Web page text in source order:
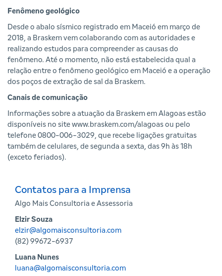
Fenômeno geológico
Desde o abalo sísmico registrado em Maceió em março de
2018, a Braskem vem colaborando com as autoridades e
realizando estudos para compreender as causas do
fenômeno. Até o momento, não está estabelecida qual a
relação entre o fenômeno geológico em Maceió e a operação
dos poços de extração de sal da Braskem.
Canais de comunicação
Informações sobre a atuação da Braskem em Alagoas estão
disponíveis no site www.braskem.com/alagoas ou pelo
telefone 0800-006-3029, que recebe ligações gratuitas
também de celulares, de segunda a sexta, das 9h às 18h
(exceto feriados).
Contatos para a Imprensa
Algo Mais Consultoria e Assessoria
Elzir Souza
elzir@algomaisconsultoria.com
(82) 99672-6937
Luana Nunes
luana@algomaisconsultoria.com